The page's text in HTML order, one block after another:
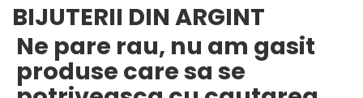
BIJUTERII DIN ARGINT
Ne pare rau, nu am gasit
produse care sa se